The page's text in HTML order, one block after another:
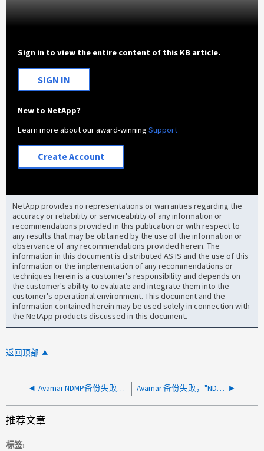
Sign in to view the entire content of this KB article.
SIGN IN
New to NetApp?
Learn more about our award-winningSupport
Create Account
NetApp provides no representations or warranties regarding the
accuracy or reliability or serviceability of any information or
recommendations provided in this publication or with respect to
any results that may be obtained by the use of the information or
observance of any recommendations provided herein. The
information in this document is distributed AS IS and the use of this
information or the implementation of any recommendations or
techniques herein is a customer's responsibility and depends on
the customer's ability to evaluate and integrate them into the
customer's operational environment. This document and the
information contained herein may be used solely in connection with
the NetApp products discussed in this document.
返回顶部
Avamar NDMP备份失败、并显示"无法建立数据连接" Avamar 备份失败，"NDMP_DATA_LISTEN 返回状态 NDMP_IO_ERR"
推荐文章
标签